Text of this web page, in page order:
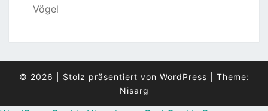
Vögel
© 2026 Stolz präsentiert von WordPress
Theme:
Nisarg